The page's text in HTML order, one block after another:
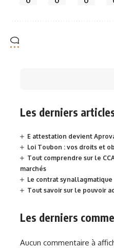
Les derniers
E attestation devient
Loi Toubon : vos droits et
Tout comprendre sur le
marchés
Le contrat
Tout savoir sur le pouvoir
Les derniers
Aucun commentaire à